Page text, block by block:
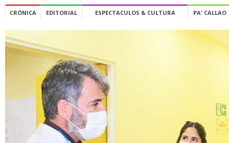
CRÓNICA EDITORIAL ESPECTACULOS & CULTURA PA' CALLAO